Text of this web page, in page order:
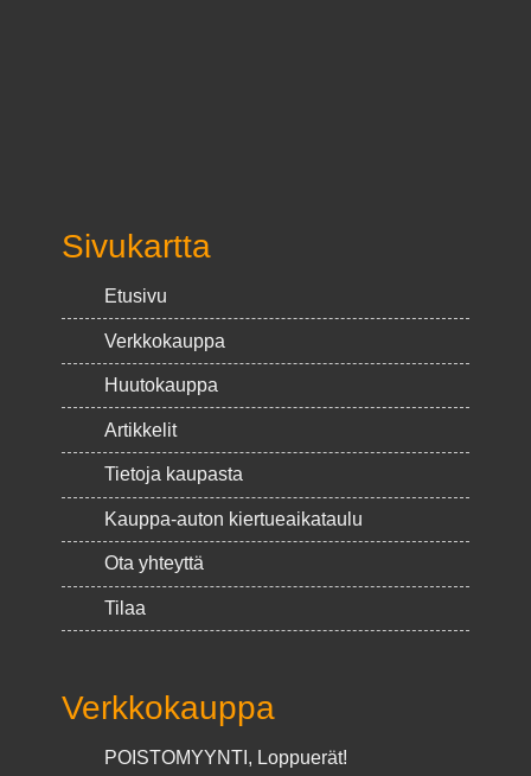
Sivukartta
Etusivu
Verkkokauppa
Huutokauppa
Artikkelit
Tietoja kaupasta
Kauppa-auton kiertueaikataulu
Ota yhteyttä
Tilaa
Verkkokauppa
POISTOMYYNTI, Loppuerät!